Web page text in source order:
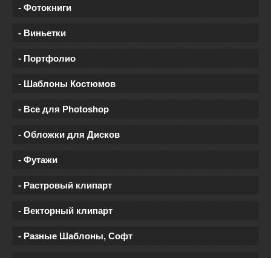
- Фотокниги
- Виньетки
- Портфолио
- Шаблоны Костюмов
- Все для Photoshop
- Обложки для Дисков
- Футажи
- Растровый клипарт
- Векторный клипарт
- Разные Шаблоны, Софт